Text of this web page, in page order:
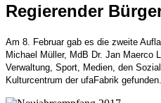
Regierender
Am 8. Februar gab es die zweite
Michael Müller, MdB Dr. Jan Maerco
Verwaltung, Sport, Medien, den
Kulturcentrum der ufaFabrik gefunden.